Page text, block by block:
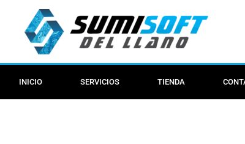
INICIO SERVICIOS TIENDA